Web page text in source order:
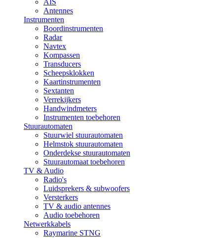
AIS
Antennes
Instrumenten
Boordinstrumenten
Radar
Navtex
Kompassen
Transducers
Scheepsklokken
Kaartinstrumenten
Sextanten
Verrekijkers
Handwindmeters
Instrumenten toebehoren
Stuurautomaten
Stuurwiel stuurautomaten
Helmstok stuurautomaten
Onderdekse stuurautomaten
Stuurautomaat toebehoren
TV & Audio
Radio's
Luidsprekers & subwoofers
Versterkers
TV & audio antennes
Audio toebehoren
Netwerkkabels
Raymarine STNG